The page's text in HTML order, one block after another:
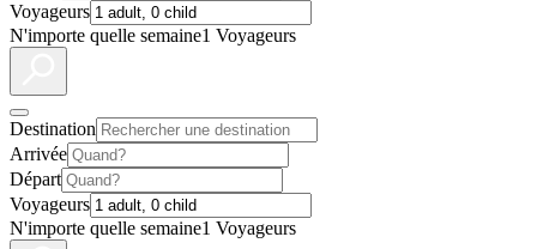
Voyageurs
N'importe quelle semaine1 Voyageurs
Destination
Arrivée
Départ
Voyageurs
N'importe quelle semaine1 Voyageurs